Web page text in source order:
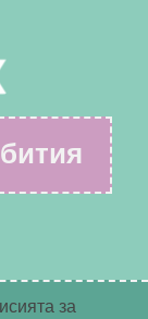
за